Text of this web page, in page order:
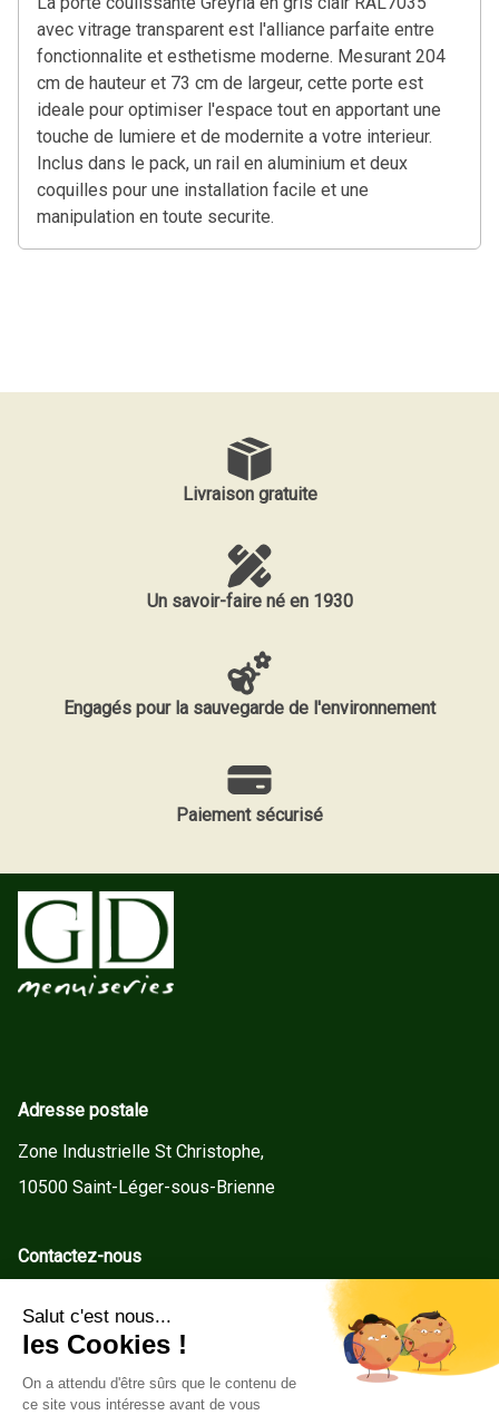
avec vitrage transparent est l'alliance parfaite entre
fonctionnalite et esthetisme moderne. Mesurant 204
cm de hauteur et 73 cm de largeur, cette porte est
ideale pour optimiser l'espace tout en apportant une
touche de lumiere et de modernite a votre interieur.
Inclus dans le pack, un rail en aluminium et deux
coquilles pour une installation facile et une
manipulation en toute securite.
Livraison gratuite
Un savoir-faire né en 1930
Engagés pour la sauvegarde de l'environnement
Paiement sécurisé
Adresse postale
Zone Industrielle St Christophe,
10500 Saint-Léger-sous-Brienne
Contactez-nous
Tel : +33(0)3 25 92 78 60
Service client